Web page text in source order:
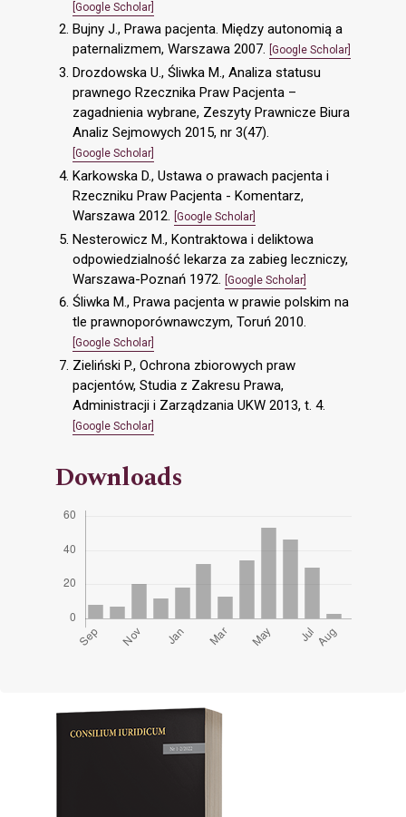
[Google Scholar]
Bujny J., Prawa pacjenta. Między autonomią a
paternalizmem, Warszawa 2007. [Google Scholar]
Drozdowska U., Śliwka M., Analiza statusu
prawnego Rzecznika Praw Pacjenta –
zagadnienia wybrane, Zeszyty Prawnicze Biura
Analiz Sejmowych 2015, nr 3(47).
[Google Scholar]
Karkowska D., Ustawa o prawach pacjenta i
Rzeczniku Praw Pacjenta - Komentarz,
Warszawa 2012. [Google Scholar]
Nesterowicz M., Kontraktowa i deliktowa
odpowiedzialność lekarza za zabieg leczniczy,
Warszawa-Poznań 1972.
[Google Scholar]
Śliwka M., Prawa pacjenta w prawie polskim na
tle prawnoporównawczym, Toruń 2010.
[Google Scholar]
Zieliński P., Ochrona zbiorowych praw
pacjentów, Studia z Zakresu Prawa,
Administracji i Zarządzania UKW 2013, t. 4.
[Google Scholar]
Downloads
Cover image